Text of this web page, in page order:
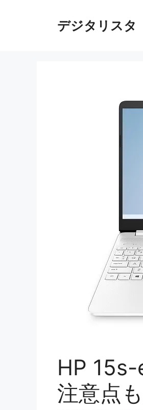
デジタリスタ
HP
注意点も